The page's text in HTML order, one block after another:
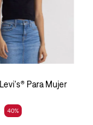
Para Mujer
40%